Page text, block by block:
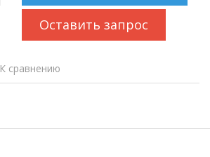
Оставить запрос
К сравнению